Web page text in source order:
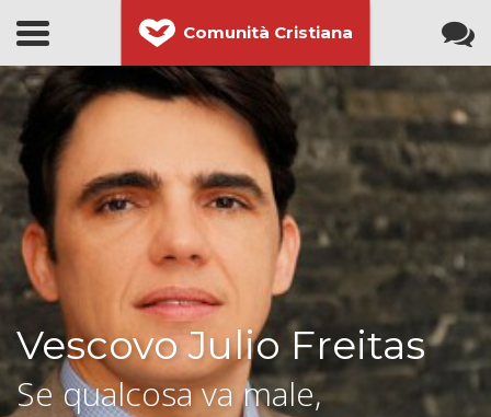
Comunità Cristiana
Vescovo Julio Freitas
Se qualcosa va male,